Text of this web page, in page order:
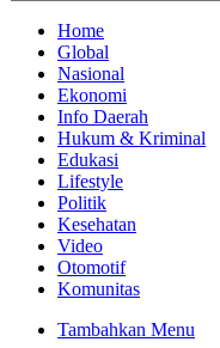
Home
Global
Nasional
Ekonomi
Info Daerah
Hukum & Kriminal
Edukasi
Lifestyle
Politik
Kesehatan
Video
Otomotif
Komunitas
Tambahkan Menu